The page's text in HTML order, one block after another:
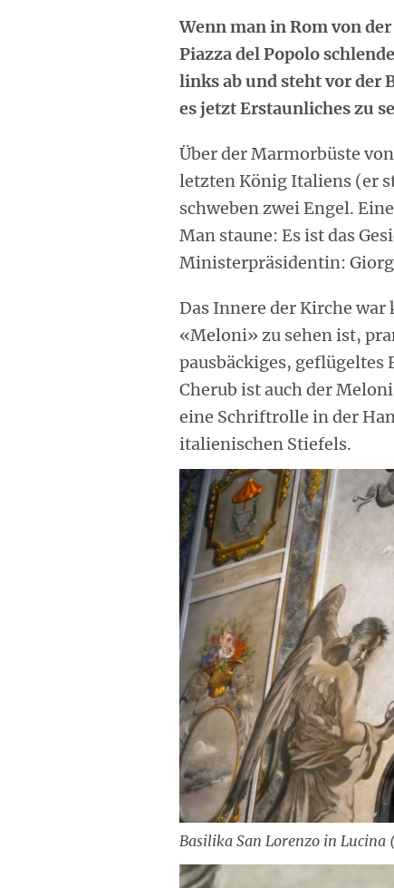
Wenn man in Rom von
Piazza del Popolo
links ab und steht vor der
es jetzt Erstaunliches zu
Über der Marmorbüste
letzten König Italiens (er
schweben zwei Engel.
Man staune: Es ist das
Ministerpräsidentin:
Das Innere der Kirche
«Meloni» zu sehen ist,
pausbäckiges, geflügeltes
Cherub ist auch der
eine Schriftrolle in der
italienischen Stiefels.
Basilika San Lorenzo in